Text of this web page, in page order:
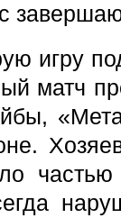
игру
матч